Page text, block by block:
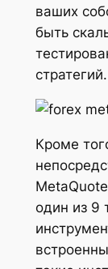
ваших
быть
стратегий.
Кроме
один из 9